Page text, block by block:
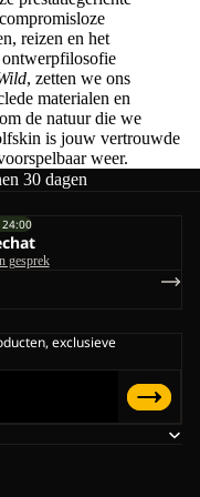
reizen en het
ontwerpfilosofie
, zetten we ons
materialen en
de natuur die we
is jouw vertrouwde
weer.
30 dagen
gesprek
exclusieve